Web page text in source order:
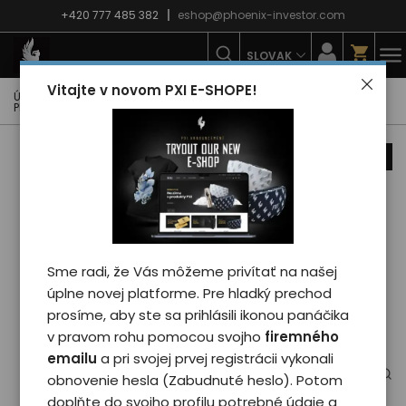
Vitajte v novom PXI E-SHOPE!
Sme radi, že Vás môžeme privítať na našej
úplne novej platforme. Pre hladký prechod
prosíme, aby ste sa prihlásili ikonou panáčika
v pravom rohu pomocou svojho firemného
emailu a pri svojej prvej registrácii vykonali
obnovenie hesla (Zabudnuté heslo). Potom
doplňte do svojho profilu potrebné údaje a
+420 777 485 382 eshop@phoenix-investor.com
SLOVAK
Úvodná strana E-shop Kancelária
Nálepky
Phoenix nálepka čierna logo PXI – matná